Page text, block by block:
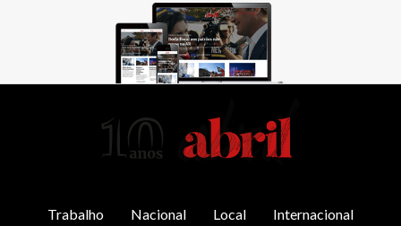
Trabalho Nacional Local
Internacional